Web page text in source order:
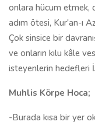
onlara hücum etmek,
adım ötesi, Kur'an-ı
Çok sinsice bir
ve onların kılu kâle
isteyenlerin hedefleri
Muhlis Körpe Hoca;
-Burada kısa bir yer